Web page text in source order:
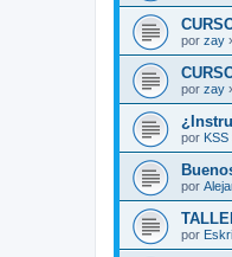
por zay
por zay
por KSS
por
por